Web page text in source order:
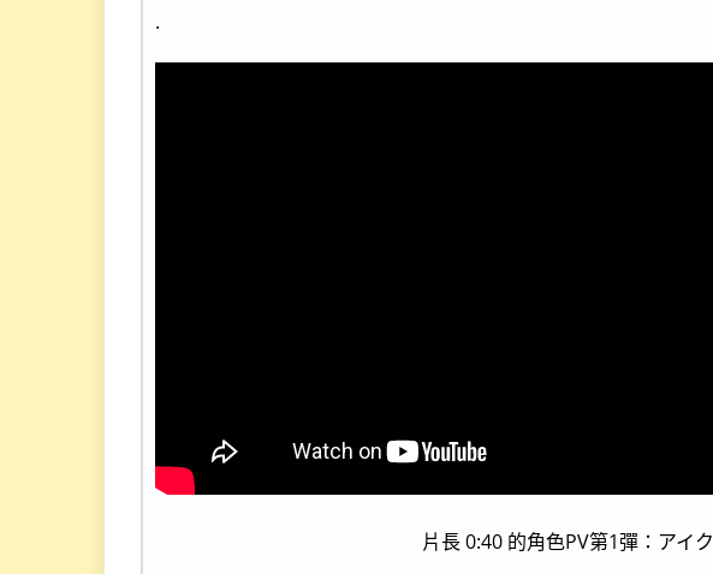
.
片長 0:40 的角色PV第1彈：アイク